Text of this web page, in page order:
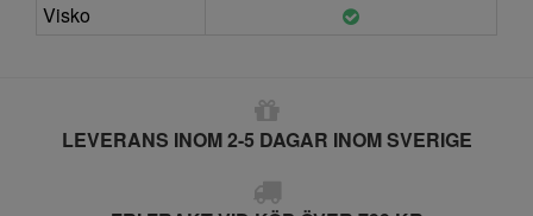
Visko
LEVERANS INOM 2-5 DAGAR INOM SVERIGE